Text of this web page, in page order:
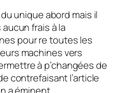
unique abord mais il
frais à la
pour re toutes les
machines vers
à p’changées de
contrefaisant l’article